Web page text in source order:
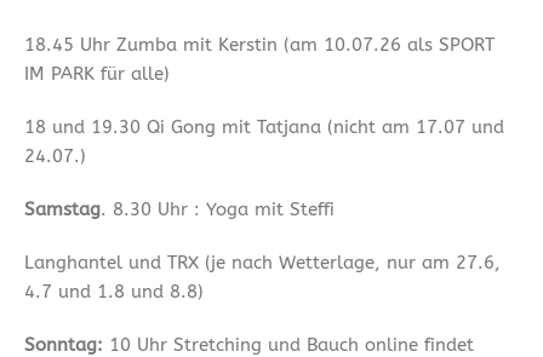
18.45 Uhr Zumba mit Kerstin (am 10.07.26 als SPORT
IM PARK für alle)
18 und 19.30 Qi Gong mit Tatjana (nicht am 17.07 und
24.07.)
Samstag. 8.30 Uhr : Yoga mit Steffi
Langhantel und TRX (je nach Wetterlage, nur am 27.6,
4.7 und 1.8 und 8.8)
Sonntag: 10 Uhr Stretching und Bauch online findet